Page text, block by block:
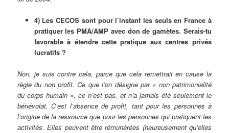
4) Les CECOS sont pour l’instant les seuls en France à
pratiquer les PMA/AMP avec don de gamètes. Serais-tu
favorable à étendre cette pratique aux centres privés
lucratifs ?
Non, je suis contre cela, parce que cela remettrait en cause la
règle du non profit. Ce que l’on désigne par « non patrimonialité
du corps humain », ce n’est pas, et n’a jamais été seulement le
bénévolat. C’est l’absence de profit, tant pour les personnes à
l’origine de la ressource que pour les personnes qui pratiquent les
activités. Elles peuvent être rémunérées (heureusement qu’elles